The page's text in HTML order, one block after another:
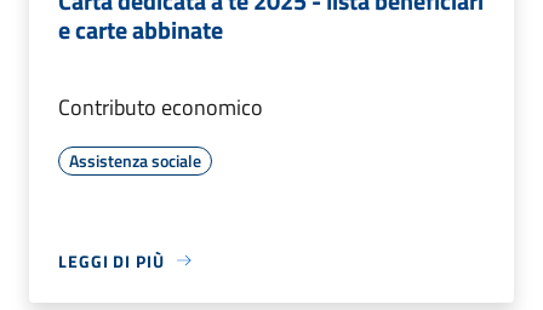
e carte abbinate
Contributo economico
Assistenza sociale
LEGGI DI PIÙ